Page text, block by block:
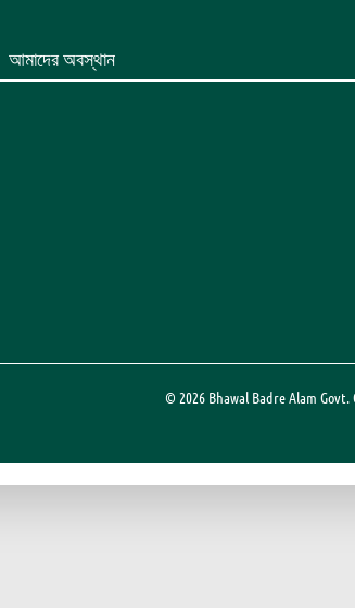
আমাদের অবস্থান
© 2026 Bhawal Badre Alam